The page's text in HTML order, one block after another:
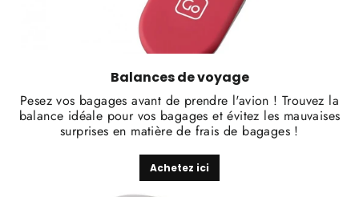
Balances de voyage
Pesez vos bagages avant de prendre l'avion ! Trouvez la
balance idéale pour vos bagages et évitez les mauvaises
surprises en matière de frais de bagages !
Achetez ici